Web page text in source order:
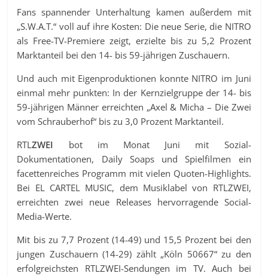
Fans spannender Unterhaltung kamen außerdem mit
„S.W.A.T.“ voll auf ihre Kosten: Die neue Serie, die NITRO
als Free-TV-Premiere zeigt, erzielte bis zu 5,2 Prozent
Marktanteil bei den 14- bis 59-jährigen Zuschauern.
Und auch mit Eigenproduktionen konnte NITRO im Juni
einmal mehr punkten: In der Kernzielgruppe der 14- bis
59-jährigen Männer erreichten „Axel & Micha – Die Zwei
vom Schrauberhof“ bis zu 3,0 Prozent Marktanteil.
RTLZWEI bot im Monat Juni mit Sozial-
Dokumentationen, Daily Soaps und Spielfilmen ein
facettenreiches Programm mit vielen Quoten-Highlights.
Bei EL CARTEL MUSIC, dem Musiklabel von RTLZWEI,
erreichten zwei neue Releases hervorragende Social-
Media-Werte.
Mit bis zu 7,7 Prozent (14-49) und 15,5 Prozent bei den
jungen Zuschauern (14-29) zählt „Köln 50667“ zu den
erfolgreichsten RTLZWEI-Sendungen im TV. Auch bei